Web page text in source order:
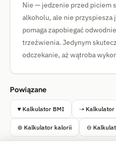
Nie — jedzenie przed piciem
alkoholu, ale nie przyspiesza
pomaga zapobiegać
trzeźwienia. Jedynym
odczekanie, aż wątroba
Powiązane
♥ Kalkulator BMI ⇢ Kalkulator
⊛ Kalkulator kalorii ⊖